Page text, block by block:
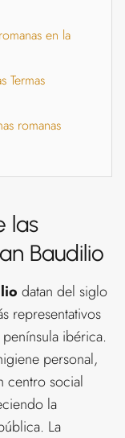
en la
Termas
romanas
las
Baudilio
datan del siglo
representativos
ibérica.
personal,
centro social
la
La